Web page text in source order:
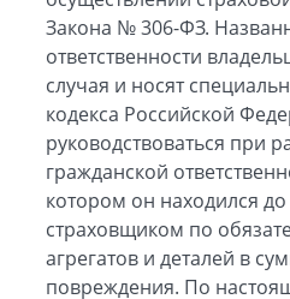
Закона № 306-ФЗ.
ответственности
случая и носят
кодекса Российской
руководствоваться при
гражданской
котором он находился
страховщиком по
агрегатов и деталей в
повреждения. По